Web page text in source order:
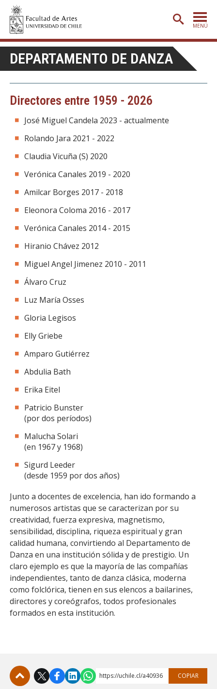
MENÚ
PORTADA
ADMISIÓN
CARRERAS
Estudiantes
Académicas/os Egresadas/os
DEPARTAMENTO DE DANZA
Directores entre 1959 - 2026
José Miguel Candela 2023 - actualmente
Rolando Jara 2021 - 2022
Claudia Vicuña (S) 2020
Verónica Canales 2019 - 2020
Amilcar Borges 2017 - 2018
Eleonora Coloma 2016 - 2017
Verónica Canales 2014 - 2015
Hiranio Chávez 2012
Miguel Angel Jimenez 2010 - 2011
Álvaro Cruz
Luz María Osses
Gloria Legisos
Elly Griebe
Amparo Gutiérrez
Abdulia Bath
Erika Eitel
Patricio Bunster
(por dos períodos)
Malucha Solari
(en 1967 y 1968)
Sigurd Leeder
(desde 1959 por dos años)
Junto a docentes de excelencia, han ido formando a
numerosos artistas que se caracterizan por su
creatividad, fuerza expresiva, magnetismo,
sensibilidad, disciplina, riqueza espiritual y gran
calidad humana, convirtiendo al Departamento de
Danza en una institución sólida y de prestigio. Un
claro ejemplo es que la mayoría de las compañías
independientes, tanto de danza clásica, moderna
como folclórica, tienen en sus elencos a bailarines,
directores y coreógrafos, todos profesionales
formados en esta institución.
https://uchile.cl/a40936 COPIAR